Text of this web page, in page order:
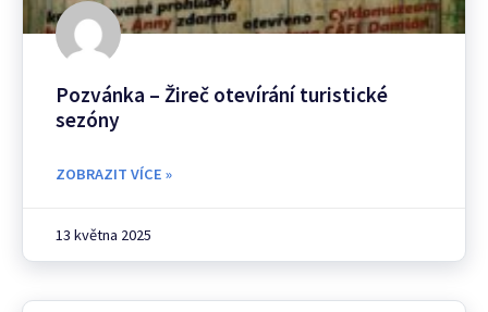
Pozvánka – Žireč otevírání turistické
sezóny
ZOBRAZIT VÍCE »
13 května 2025